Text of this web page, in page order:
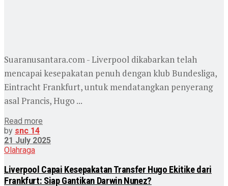
Suaranusantara.com - Liverpool dikabarkan telah
mencapai kesepakatan penuh dengan klub Bundesliga,
Eintracht Frankfurt, untuk mendatangkan penyerang
asal Prancis, Hugo ...
Read more
by snc 14
21 July 2025
Olahraga
Liverpool Capai Kesepakatan Transfer Hugo Ekitike dari
Frankfurt: Siap Gantikan Darwin Nunez?